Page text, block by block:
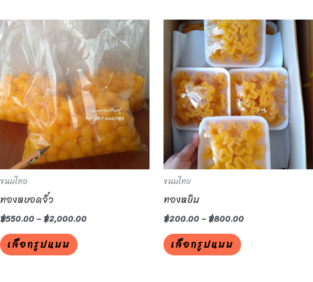
ขนมไทย
ทองหยอดจิ๋ว
฿550.00–฿2,000.00
เลือกรูปแบบ
This
product
has
multiple
variants.
The
options
may
be
the
product
page
ขนมไทย
ทองหยิบ
฿200.00–฿800.00
เลือกรูปแบบ
This
product
has
multiple
variants.
The
options
may
be
the
product
page